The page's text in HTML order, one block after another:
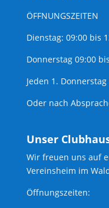
ÖFFNUNGSZEITEN
Dienstag: 09:00 bis
Donnerstag 09:00
Jeden 1.
Oder nach
Unser
Wir freuen uns auf
Vereinsheim im
Öffnungszeiten: